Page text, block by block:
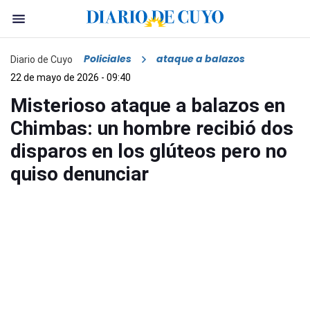
Diario de Cuyo Policiales ataque a balazos
22 de mayo de 2026 - 09:40
Misterioso ataque a balazos en
Chimbas: un hombre recibió dos
disparos en los glúteos pero no
quiso denunciar